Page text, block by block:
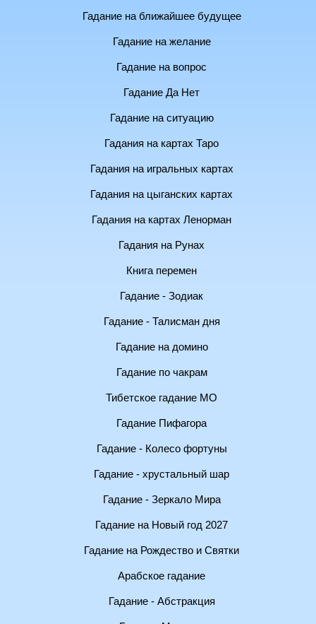
Гадание на ближайшее будущее
Гадание на желание
Гадание на вопрос
Гадание Да Нет
Гадание на ситуацию
Гадания на картах Таро
Гадания на игральных картах
Гадания на цыганских картах
Гадания на картах Ленорман
Гадания на Рунах
Книга перемен
Гадание - Зодиак
Гадание - Талисман дня
Гадание на домино
Гадание по чакрам
Тибетское гадание МО
Гадание Пифагора
Гадание - Колесо фортуны
Гадание - хрустальный шар
Гадание - Зеркало Мира
Гадание на Новый год 2027
Гадание на Рождество и Святки
Арабское гадание
Гадание - Абстракция